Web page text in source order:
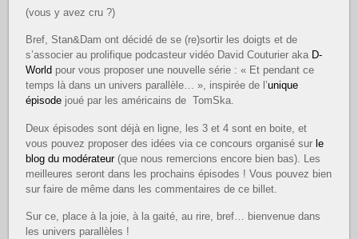
(vous y avez cru ?)
Bref, Stan&Dam ont décidé de se (re)sortir les doigts et de
s’associer au prolifique podcasteur vidéo David Couturier aka D-
World pour vous proposer une nouvelle série : « Et pendant ce
temps là dans un univers parallèle… », inspirée de l’unique
épisode joué par les américains de TomSka.
Deux épisodes sont déjà en ligne, les 3 et 4 sont en boite, et
vous pouvez proposer des idées via ce concours organisé sur le
blog du modérateur(que nous remercions encore bien bas). Les
meilleures seront dans les prochains épisodes ! Vous pouvez bien
sur faire de même dans les commentaires de ce billet.
Sur ce, place à la joie, à la gaité, au rire, bref… bienvenue dans
les univers parallèles !